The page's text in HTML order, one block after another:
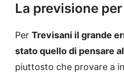
La previsione
Per Trevisani il grande
stato quello di pensare
piuttosto che provare a